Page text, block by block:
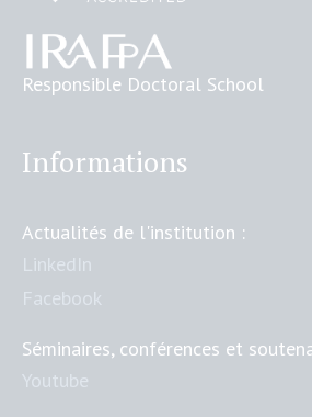
Responsible Doctoral School
Informations
Actualités de l'institution :
Séminaires, conférences et